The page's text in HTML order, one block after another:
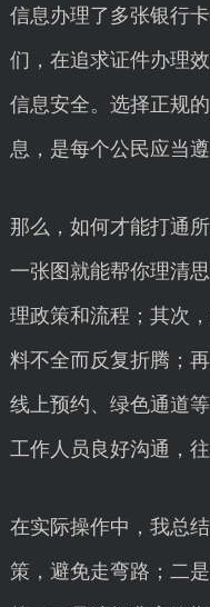
信息办理了多张银行
们，在追求证件办理
信息安全。选择正规
息，是每个公民应当
那么，如何才能打通
一张图就能帮你理清
理政策和流程；其次
料不全而反复折腾；
线上预约、绿色通道
工作人员良好沟通，
在实际操作中，我总
策，避免走弯路；二